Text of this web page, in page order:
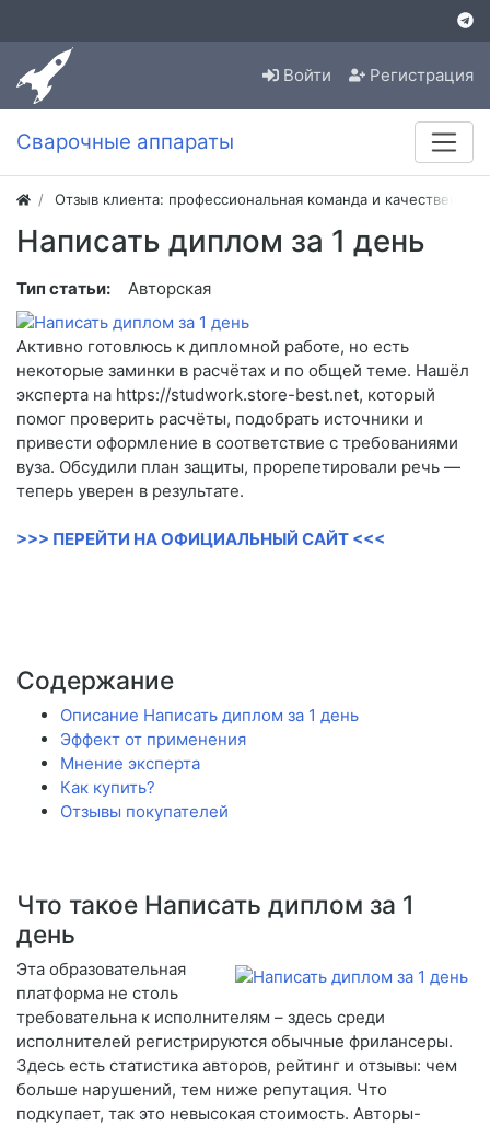
Войти Регистрация
Сварочные аппараты
Отзыв клиента: профессиональная команда и
Написать диплом за 1 день
Тип статьи: Авторская
Активно готовлюсь к дипломной работе, но есть
некоторые заминки в расчётах и по общей теме. Нашёл
эксперта на https://studwork.store-best.net, который
помог проверить расчёты, подобрать источники и
привести оформление в соответствие с требованиями
вуза. Обсудили план защиты, прорепетировали речь —
теперь уверен в результате.
>>> ПЕРЕЙТИ НА ОФИЦИАЛЬНЫЙ САЙТ <<<
Содержание
Описание Написать диплом за 1 день
Эффект от применения
Мнение эксперта
Как купить?
Отзывы покупателей
Что такое Написать диплом за 1
день
Эта образовательная
платформа не столь
требовательна к исполнителям – здесь среди
исполнителей регистрируются обычные фрилансеры.
Здесь есть статистика авторов, рейтинг и отзывы: чем
больше нарушений, тем ниже репутация. Что
подкупает, так это невысокая стоимость. Авторы-